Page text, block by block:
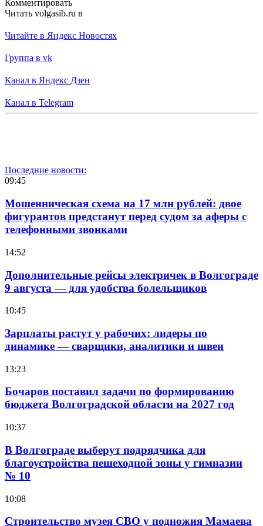
Комментировать
Читать volgasib.ru в
Читайте в Яндекс Новостях
Группа в vk
Канал в Яндекс Дзен
Канал в Telegram
Последние новости:
09:45
Мошенническая схема на 17 млн рублей: двое
фигурантов предстанут перед судом за аферы с
телефонными звонками
14:52
Дополнительные рейсы электричек в Волгограде
9 августа — для удобства болельщиков
10:45
Зарплаты растут у рабочих: лидеры по
динамике — сварщики, аналитики и швеи
13:23
Бочаров поставил задачи по формированию
бюджета Волгоградской области на 2027 год
10:37
В Волгограде выберут подрядчика для
благоустройства пешеходной зоны у гимназии
№ 10
10:08
Строительство музея СВО у подножия Мамаева